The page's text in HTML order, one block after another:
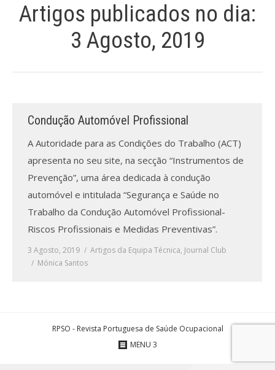
Normas para os autores
Processo de submissão
Submeta aqui
Formação Profissional
Bolsa de emprego (oferta/
procura)
Sugestões para os Leitores
Artigos recentes
Artigos publicados no dia:
3 Agosto, 2019
Condução Automóvel Profissional
A Autoridade para as Condições do Trabalho (ACT)
apresenta no seu site, na secção “Instrumentos de
Prevenção”, uma área dedicada à condução
automóvel e intitulada “Segurança e Saúde no
Trabalho da Condução Automóvel Profissional-
Riscos Profissionais e Medidas Preventivas”.
3 Agosto, 2019 Artigos da Equipa Técnica, Journal Club
Mónica Santos
RPSO - Revista Portuguesa de Saúde Ocupacional
MENU 3